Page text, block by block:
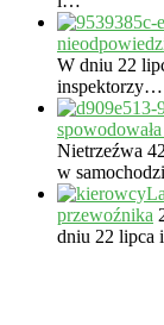
W dniu 22
inspektorzy…
Nietrzeźwa
w
przewoźnika
dniu 22 lipca